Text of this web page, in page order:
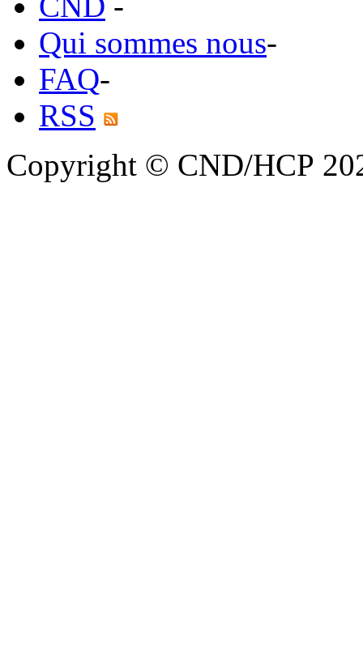
Qui sommes nous-
FAQ-
RSS
Copyright © CND/HCP